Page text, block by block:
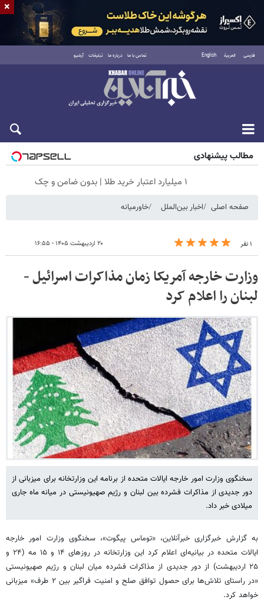
فارسی العربية English تماس با ما درباره ما تبلیغات آرشیو
شنبه ۱۷ مرداد ۱۴۰۵
مطالب پیشنهادی
۱ میلیارد اعتبار خرید طلا | بدون ضامن و چک
صفحه اصلی اخبار بین‌الملل خاورمیانه
۱ نفر ۲۰ اردیبهشت ۱۴۰۵ - ۱۶:۵۵
وزارت خارجه آمریکا زمان مذاکرات اسرائیل -
لبنان را اعلام کرد
سخنگوی وزارت امور خارجه ایالات متحده از برنامه این وزارتخانه برای میزبانی از
دور جدیدی از مذاکرات فشرده بین لبنان و رژیم صهیونیستی در میانه ماه جاری
میلادی خبر داد.
به گزارش خبرگزاری خبرآنلاین، «توماس پیگوت»، سخنگوی وزارت امور خارجه
ایالات متحده در بیانیه‌ای اعلام کرد این وزارتخانه در روزهای ۱۴ و ۱۵ مه (۲۴ و
۲۵ اردیبهشت) از دور جدیدی از مذاکرات فشرده میان لبنان و رژیم صهیونیستی
«در راستای تلاش‌ها برای حصول توافق صلح و امنیت فراگیر بین ۲ طرف» میزبانی
خواهد کرد.
×